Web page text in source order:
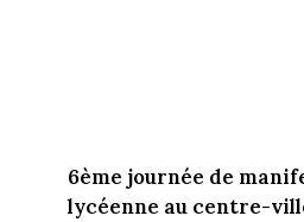
6ème journée de
lycéenne au centre-